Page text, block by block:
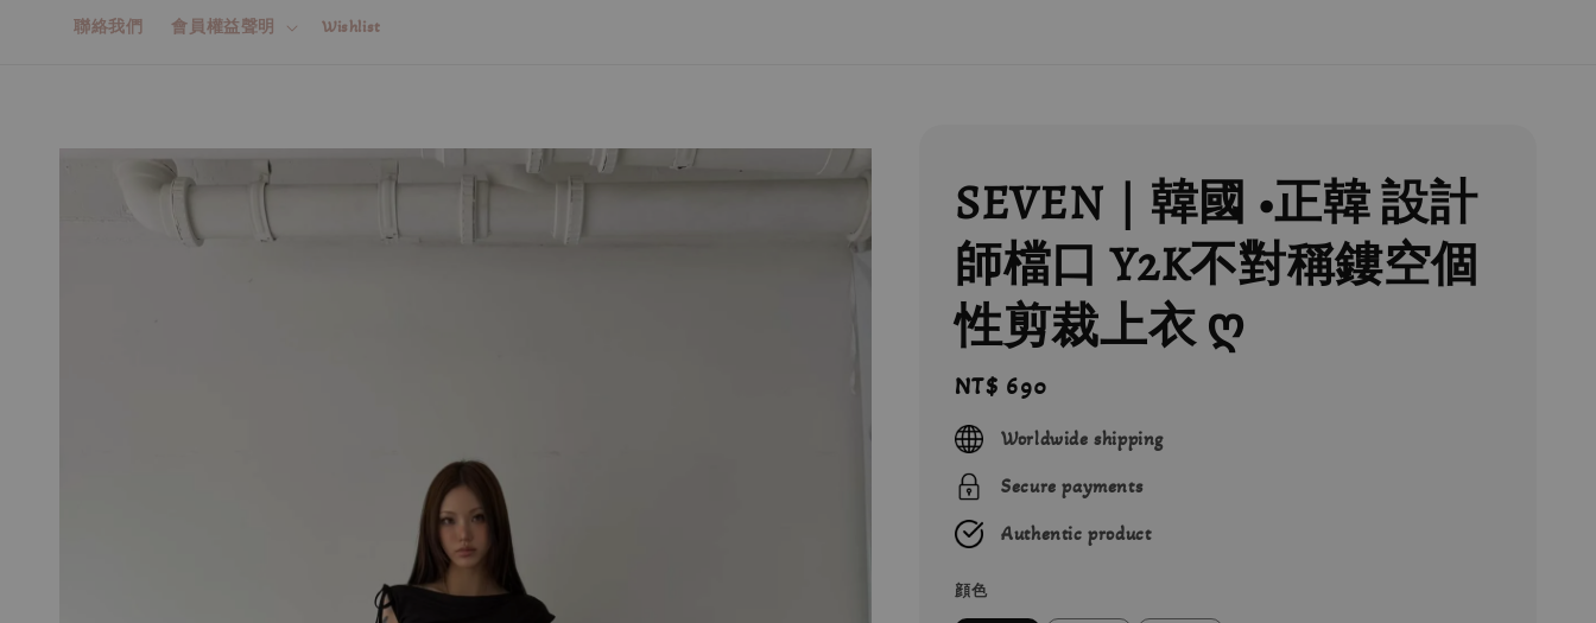
聯絡我們 會員權益聲明 Wishlist
SEVEN｜韓國 •正韓 設計
師檔口 Y2K不對稱鏤空個
性剪裁上衣 ღ
Regular
price
NT$ 690
Worldwide shipping
Secure payments
Authentic product
顔色